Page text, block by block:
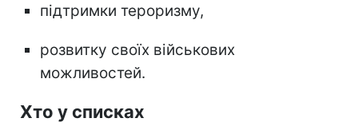
підтримки тероризму,
розвитку своїх військових
можливостей.
Хто у списках